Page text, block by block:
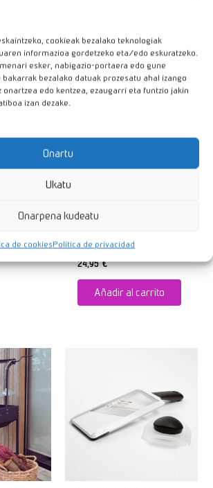
cookieak bezalako teknologiak
informazioa gordetzeko eta/edo eskuratzeko.
esker, nabigazio-portaera edo gune
bezalako datuak prozesatu ahal izango
onartzea edo kentzea, ezaugarri eta funtzio jakin
izan dezake.
Onartu
Ukatu
Onarpena kudeatu
de cookiesPolítica de privacidad
relacionados
KIT PARA
KEFIR
24,95€
Añadir al carrito